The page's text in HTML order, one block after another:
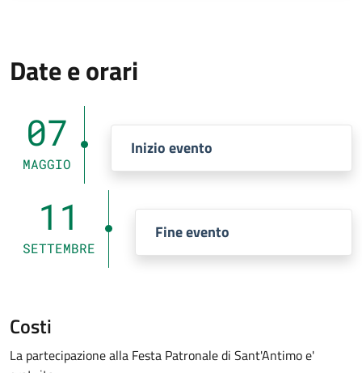
Date e orari
07
MAGGIO
Inizio evento
11
SETTEMBRE
Fine evento
Costi
La partecipazione alla Festa Patronale di Sant'Antimo e'